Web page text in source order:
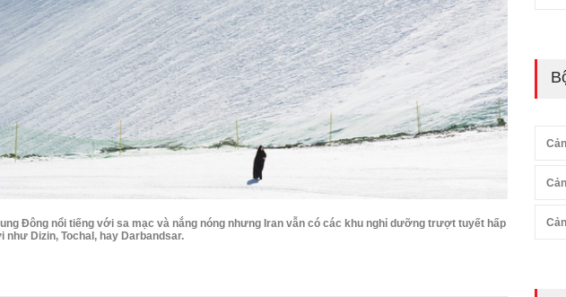
Đông nổi tiếng với sa mạc và nắng nóng nhưng Iran vẫn có các khu nghỉ dưỡng trượt tuyết hấp
như Dizin, Tochal, hay Darbandsar.